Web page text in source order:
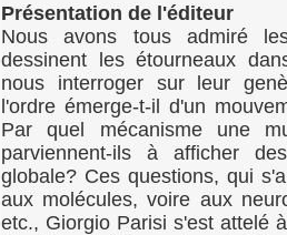
Présentation de l'éditeur
Nous avons tous admiré
dessinent les étourneaux
nous interroger sur leur
l'ordre émerge-t-il d'un
Par quel mécanisme une
parviennent-ils à afficher
globale? Ces questions, qui
aux molécules, voire aux
etc., Giorgio Parisi s'est attelé